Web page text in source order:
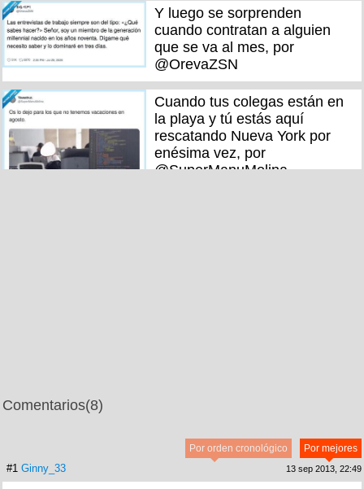
Y luego se sorprenden
cuando contratan a alguien
que se va al mes, por
@OrevaZSN
Cuando tus colegas están en
la playa y tú estás aquí
rescatando Nueva York por
enésima vez, por
@SuperManuMolina
Comentarios(8)
Por mejores
Por orden cronológico
#1 Ginny_33 13 sep 2013, 22:49